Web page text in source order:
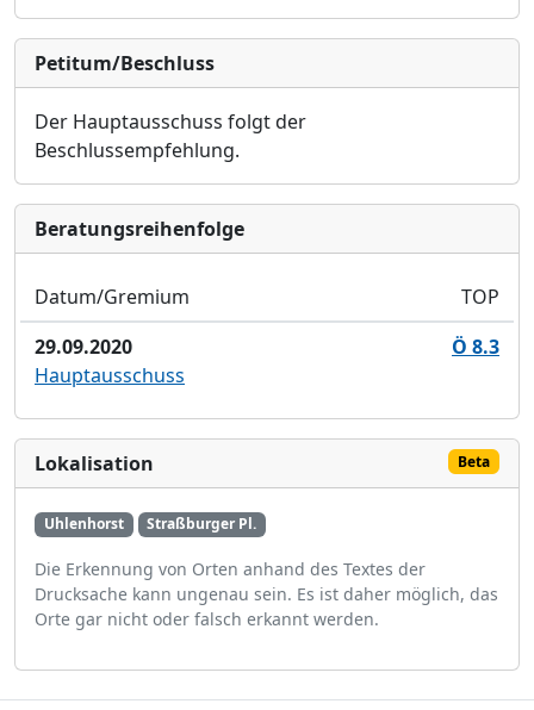
Petitum/Beschluss
Der Hauptausschuss folgt der
Beschlussempfehlung.
Bera­tungs­reihen­folge
Datum/Gremium
TOP
29.09.2020
Ö 8.3
Hauptausschuss
Lokalisation Beta
Uhlenhorst Straßburger Pl.
Die Erkennung von Orten anhand des Textes der
Drucksache kann ungenau sein. Es ist daher möglich, das
Orte gar nicht oder falsch erkannt werden.